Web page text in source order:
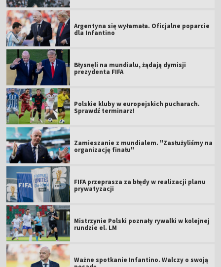
Argentyna się wyłamała. Oficjalne poparcie
dla Infantino
Błysnęli na mundialu, żądają dymisji
prezydenta FIFA
Polskie kluby w europejskich pucharach.
Sprawdź terminarz!
Zamieszanie z mundialem. "Zasłużyliśmy na
organizację finału"
FIFA przeprasza za błędy w realizacji planu
prywatyzacji
Mistrzynie Polski poznały rywalki w kolejnej
rundzie el. LM
Ważne spotkanie Infantino. Walczy o swoją